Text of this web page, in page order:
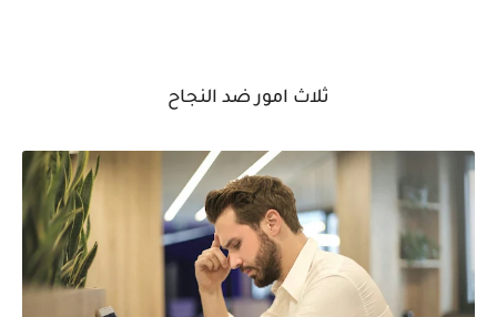
ثلاث امور ضد النجاح